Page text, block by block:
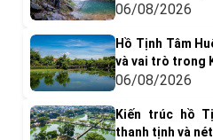
nước tuyệt đẹp
06/08/2026
Hồ Tịnh Tâm
và vai trò trong
06/08/2026
Kiến trúc hồ
thanh tịnh và